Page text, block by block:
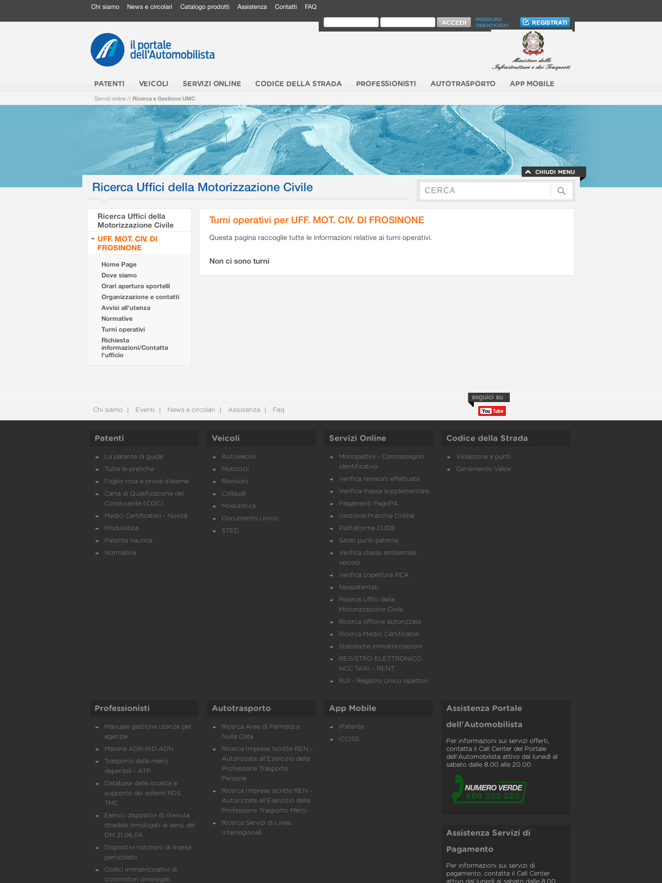
Chi siamo News e circolari Catalogo prodotti Assistenza Contatti FAQ
PASSWORD
DIMENTICATA?
PATENTI VEICOLI SERVIZI ONLINE CODICE DELLA STRADA PROFESSIONISTI AUTOTRASPORTO APP MOBILE
Servizi online // Ricerca e Gestione UMC
Ricerca Uffici della Motorizzazione Civile
Ricerca Uffici della
Motorizzazione Civile
UFF. MOT. CIV. DI
FROSINONE
Home Page
Dove siamo
Orari apertura sportelli
Organizzazione e contatti
Avvisi all'utenza
Normative
Turni operativi
Richiesta
informazioni/Contatta
l'ufficio
Turni operativi per UFF. MOT. CIV. DI FROSINONE
Questa pagina raccoglie tutte le informazioni relative ai turni operativi.
Non ci sono turni
Chi siamo Eventi News e circolari Assistenza Faq
Patenti
La patente di guida
Tutte le pratiche
Foglio rosa e prove d’esame
Carta di Qualificazione del
Conducente (CQC)
Medici Certificatori - Novità
Modulistica
Patente nautica
Normativa
Veicoli
Autoveicoli
Motocicli
Revisioni
Collaudi
Modulistica
Documento Unico
STED
Servizi Online
Monopattini - Contrassegno
identificativo
Verifica revisioni effettuate
Verifica massa supplementare
Pagamenti PagoPA
Gestione Pratiche Online
Piattaforma CUDE
Saldo punti patente
Verifica classe ambientale
veicolo
Verifica copertura RCA
Neopatentati
Ricerca Uffici della
Motorizzazione Civile
Ricerca officine autorizzate
Ricerca Medici Certificatori
Statistiche immatricolazioni
REGISTRO ELETTRONICO
NCC TAXI – RENT
RUI - Registro Unico Ispettori
Codice della Strada
Violazione e punti
Censimento Velox
Professionisti
Manuale gestione utenze per
agenzie
Materia ADR-RID-ADN
Trasporto delle merci
deperibili - ATP
Database delle località a
supporto dei sistemi RDS
TMC
Elenco dispositivi di ritenuta
stradale omologati ai sensi del
DM 21.06.04
Dispositivi riduzioni di massa
particolato
Codici immatricolativi di
ciclomotori omologati
Autotrasporto
Ricerca Aree di Fermata e
Nulla Osta
Ricerca Imprese Iscritte REN -
Autorizzate all'Esercizio della
Professione Trasporto
Persone
Ricerca Imprese iscritte REN -
Autorizzate all'Esercizio della
Professione Trasporto Merci
Ricerca Servizi di Linea
Interregionali
App Mobile
iPatente
iCCISS
Assistenza Portale
dell'Automobilista
Per informazioni sui servizi offerti,
contatta il Call Center del Portale
dell'Automobilista attivo dal lunedì al
sabato dalle 8.00 alle 20.00
Assistenza Servizi di
Pagamento
Per informazioni sui servizi di
pagamento, contatta il Call Center